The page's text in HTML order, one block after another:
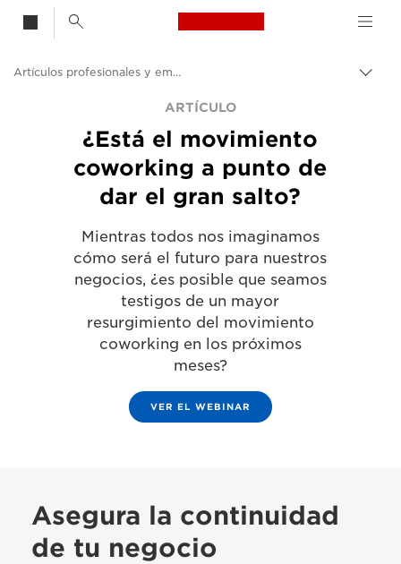
Canon Logo, back
Soluciones y servicios
Información
Artículos profesionales y empresariales
ARTÍCULO
¿Está el movimiento
coworking a punto de
dar el gran salto?
Mientras todos nos imaginamos
cómo será el futuro para nuestros
negocios, ¿es posible que seamos
testigos de un mayor
resurgimiento del movimiento
coworking en los próximos
meses?
VER EL WEBINAR
Asegura la continuidad
de tu negocio